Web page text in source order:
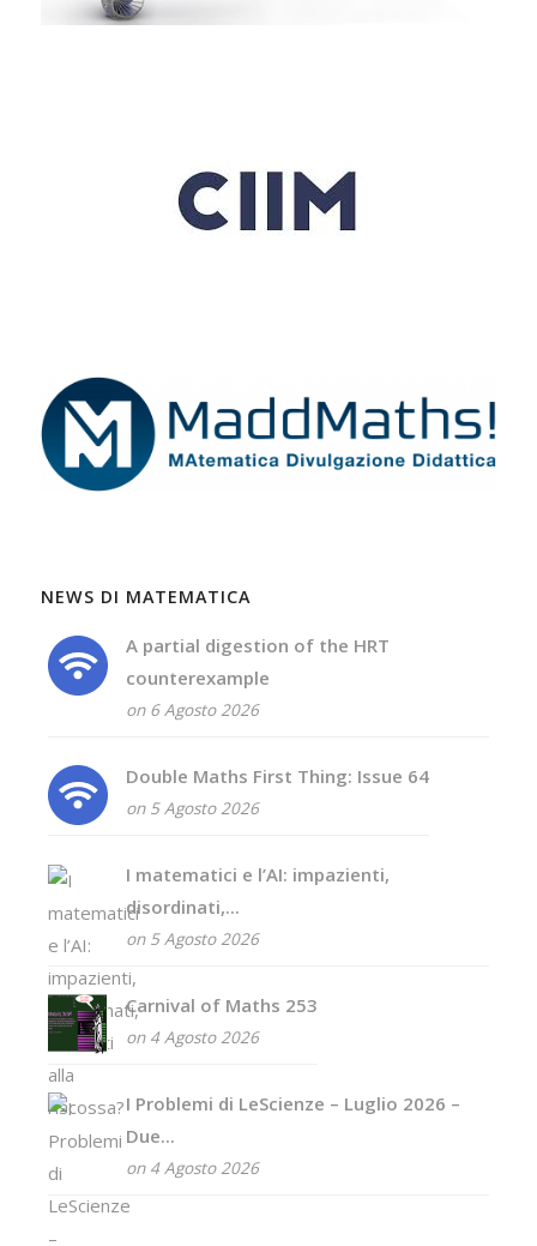
NEWS DI MATEMATICA
A partial digestion of the HRT
counterexample
on 6 Agosto 2026
Double Maths First Thing: Issue 64
on 5 Agosto 2026
I matematici e l’AI: impazienti,
disordinati,...
on 5 Agosto 2026
Carnival of Maths 253
on 4 Agosto 2026
I Problemi di LeScienze – Luglio 2026 –
Due...
on 4 Agosto 2026